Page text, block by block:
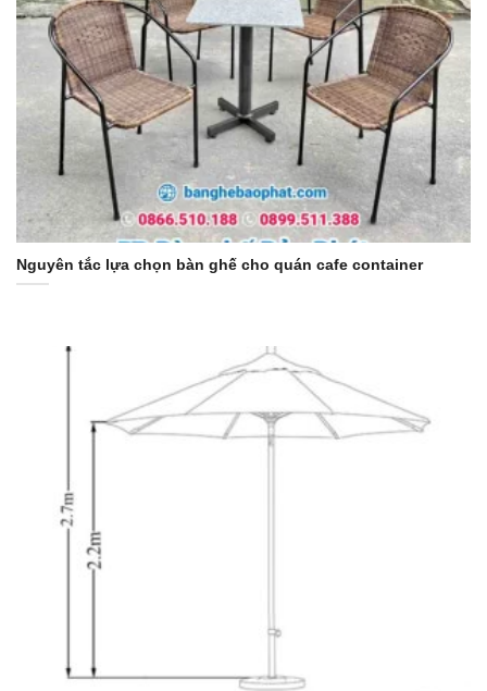
Nguyên tắc lựa chọn bàn ghế cho quán cafe container